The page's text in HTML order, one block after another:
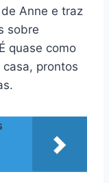
Anne e traz
sobre
quase como
prontos